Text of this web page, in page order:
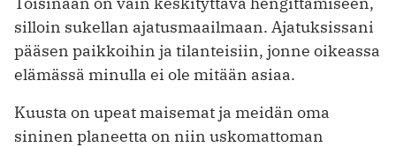
silloin sukellan ajatusmaailmaan. Ajatuksissani
pääsen paikkoihin ja tilanteisiin, jonne oikeassa
elämässä minulla ei ole mitään asiaa.
Kuusta on upeat maisemat ja meidän oma
sininen planeetta on niin uskomattoman